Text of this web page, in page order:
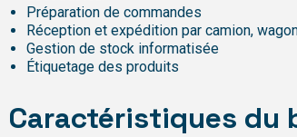
Préparation de commandes
Réception et expédition par camion,
Gestion de stock informatisée
Étiquetage des produits
Caractéristiques du